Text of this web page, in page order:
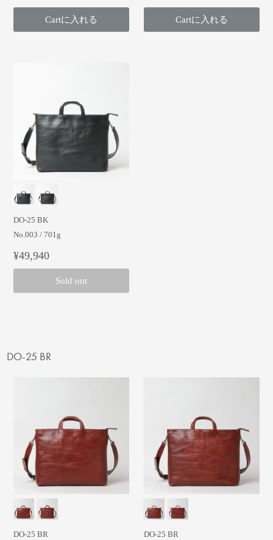
Cartに入れる Cartに入れる
DO-25 BK
No.003 / 701g
¥49,940
Sold out
DO-25 BR
DO-25 BR
DO-25 BR